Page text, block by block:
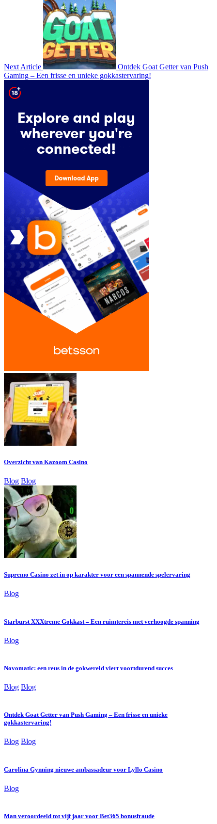
Next Article
Ontdek Goat Getter van Push
Gaming – Een frisse en unieke gokkastervaring!
Overzicht van Kazoom Casino
Blog Blog
Supremo Casino zet in op karakter voor een spannende spelervaring
Blog
Starburst XXXtreme Gokkast – Een ruimtereis met verhoogde spanning
Blog
Novomatic: een reus in de gokwereld viert voortdurend succes
Blog Blog
Ontdek Goat Getter van Push Gaming – Een frisse en unieke
gokkastervaring!
Blog Blog
Carolina Gynning nieuwe ambassadeur voor Lyllo Casino
Blog
Man veroordeeld tot vijf jaar voor Bet365 bonusfraude